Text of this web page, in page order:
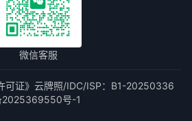
微信客服
可证》云牌照/IDC/ISP：B1-20250336
2025369550号-1